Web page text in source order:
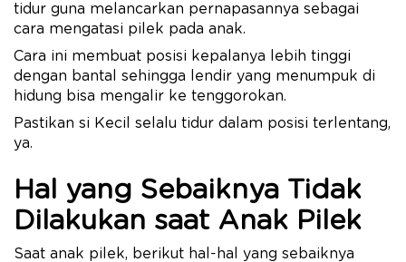
tidur guna melancarkan pernapasannya sebagai
cara mengatasi pilek pada anak.
Cara ini membuat posisi kepalanya lebih tinggi
dengan bantal sehingga lendir yang menumpuk di
hidung bisa mengalir ke tenggorokan.
Pastikan si Kecil selalu tidur dalam posisi terlentang,
ya.
Hal yang Sebaiknya Tidak
Dilakukan saat Anak Pilek
Saat anak pilek, berikut hal-hal yang sebaiknya